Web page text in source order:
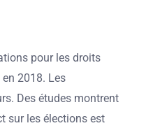
pour les droits
2018. Les
Des études montrent
sur les élections est